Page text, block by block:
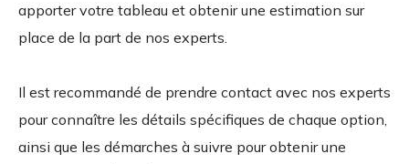
apporter votre tableau et obtenir une estimation sur
place de la part de nos experts.
Il est recommandé de prendre contact avec nos experts
pour connaître les détails spécifiques de chaque option,
ainsi que les démarches à suivre pour obtenir une